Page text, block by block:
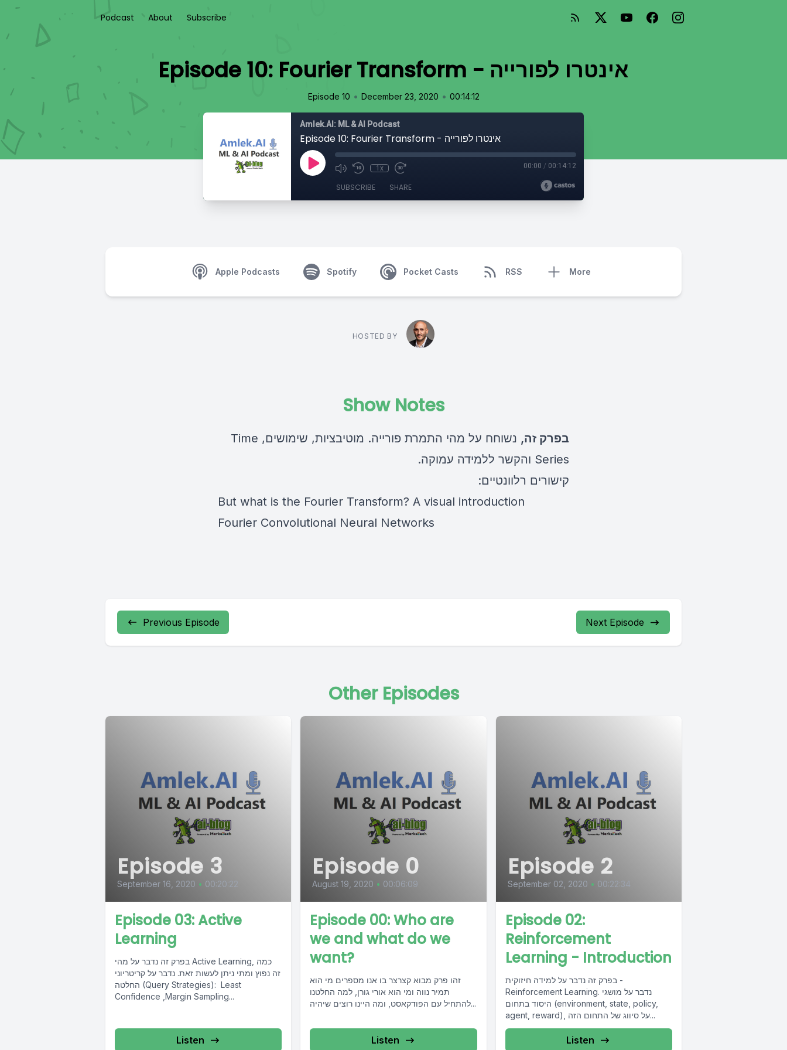
Podcast About Subscribe
Episode 10: Fourier Transform - אינטרו לפורייה
Episode 10 • December 23, 2020 • 00:14:12
Amlek.AI: ML & AI Podcast
Episode 10: Fourier Transform - אינטרו לפורייה
1x 00:00 / 00:14:12
SUBSCRIBE SHARE
Apple Podcasts Spotify Pocket Casts RSS More
HOSTED BY
Show Notes
בפרק זה,
נשוחח על מהי התמרת פורייה. מוטיבציות, שימושים, Time
Series והקשר ללמידה עמוקה.
קישורים רלוונטיים:
But what is the Fourier Transform? A visual introduction
Fourier Convolutional Neural Networks
Previous Episode Next Episode
Other Episodes
Episode 3
September 16, 2020 • 00:20:22
Episode 03: Active
Learning
בפרק זה נדבר על מהי Active Learning, כמה
זה נפוץ ומתי ניתן לעשות זאת. נדבר על קריטריוני
החלטה (Query Strategies): Least
Confidence ,Margin Sampling...
Listen
Episode 0
August 19, 2020 • 00:06:09
Episode 00: Who are
we and what do we
want?
זהו פרק מבוא קצרצר בו אנו מספרים מי הוא
תמיר נווה ומי הוא אורי גורן, למה החלטנו
להתחיל עם הפודקאסט, ומה היינו רוצים שיהיה...
Listen
Episode 2
September 02, 2020 • 00:22:34
Episode 02:
Reinforcement
Learning - Introduction
בפרק זה נדבר על למידה חיזוקית -
Reinforcement Learning. נדבר על מושגי
היסוד בתחום (environment, state, policy,
agent, reward), על סיווג של התחום הזה...
Listen